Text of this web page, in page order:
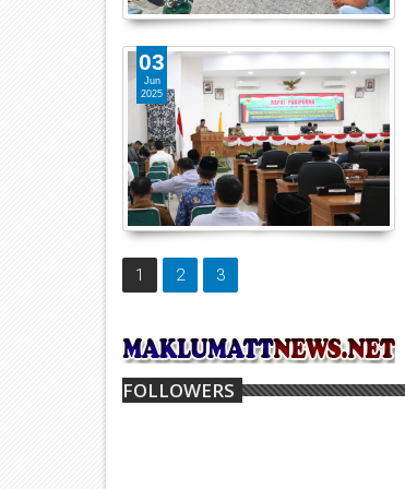
03
Jun
2025
1 2 3
FOLLOWERS